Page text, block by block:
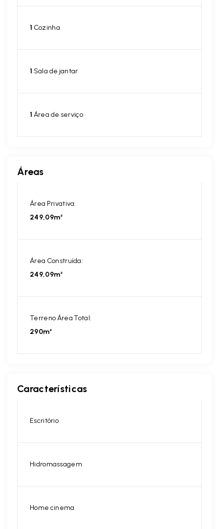
1 Cozinha
1 Sala de jantar
1 Área de serviço
Áreas
Área Privativa:
249,09m²
Área Construída:
249,09m²
Terreno Área Total:
290m²
Características
Escritório
Hidromassagem
Home cinema